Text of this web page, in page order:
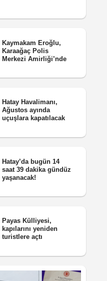
Kaymakam Eroğlu,
Karaağaç Polis
Merkezi Amirliği’nde
Hatay Havalimanı,
Ağustos ayında
uçuşlara kapatılacak
Hatay’da bugün 14
saat 39 dakika gündüz
yaşanacak!
Payas Külliyesi,
kapılarını yeniden
turistlere açtı